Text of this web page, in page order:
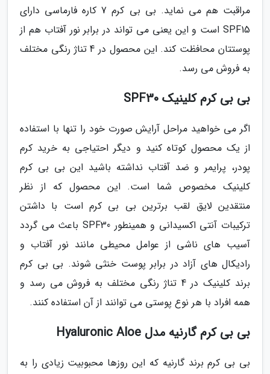
مراقبت هم می نماید. بی بی کرم 7 کاره فارماسی دارای
SPF15 است و این یعنی می تواند در برابر نور آفتاب هم از
پوستتان محافظت کند. این محصول در 4 تناژ رنگی مختلف
به فروش می رسد.
بی بی کرم کلینیک SPF30
اگر می خواهید مراحل آرایش صورت خود را تنها با استفاده
از یک محصول کوتاه کنید و دیگر احتیاجی به خرید کرم
پودر، پرایمر و ضد آفتاب نداشته باشید این بی بی کرم
کلینیک مخصوص شما است. این محصول که از نظر
منتقدین لایق لقب برترین بی بی کرم است با داشتن
ترکیبات آنتی اکسیدانی و همینطور SPF30 باعث می گردد
آسیب های ناشی از عوامل محیطی مانند نور آفتاب و
رادیکال های آزاد در برابر پوست خنثی شوند. بی بی کرم
برند کلینیک در 4 تناژ رنگی مختلف به فروش می رسد و
همه افراد با هر نوع پوستی می توانند از آن استفاده کنند.
بی بی کرم گارنیه مدل Hyaluronic Aloe
بی بی کرم برند گارنیه که این روزها محبوبیت زیادی را به